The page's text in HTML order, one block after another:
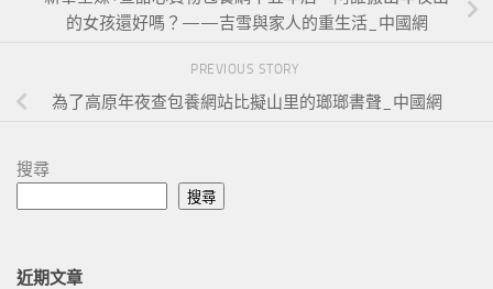
的女孩還好嗎？——吉雪與家人的重生活_中國網
PREVIOUS STORY
為了高原年夜查包養網站比擬山里的瑯瑯書聲_中國網
搜尋
搜尋
近期文章